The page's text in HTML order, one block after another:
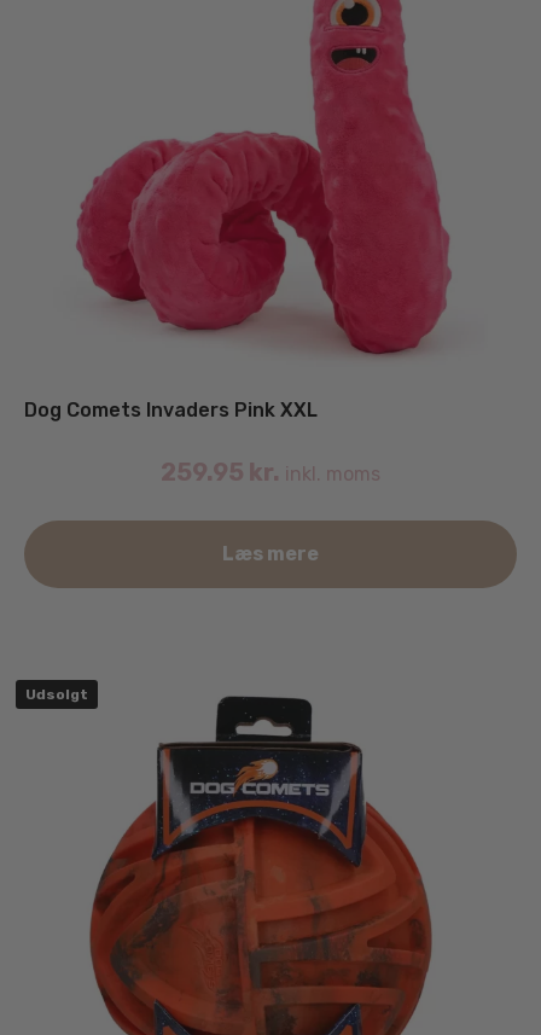
Dog Comets Invaders Pink XXL
259.95 kr. inkl. moms
Læs mere
Udsolgt